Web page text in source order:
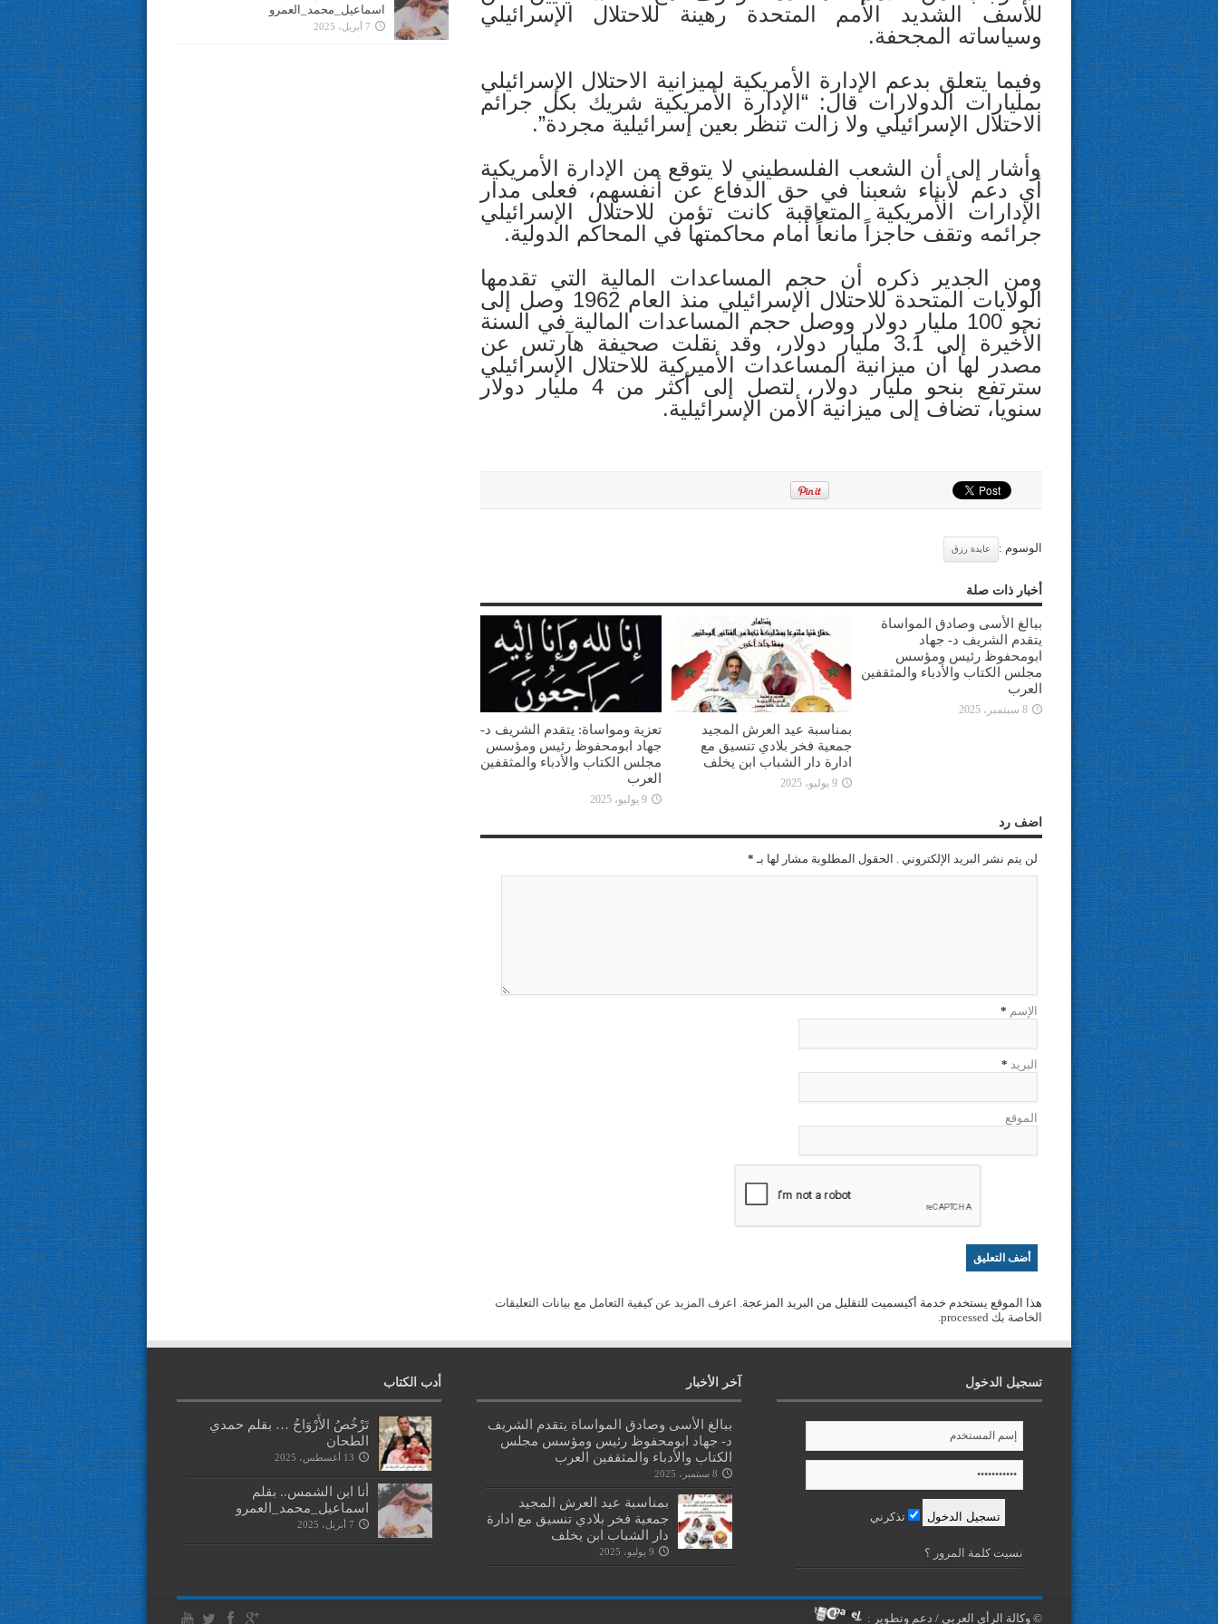
للأسف الشديد الأمم المتحدة رهينة للاحتلال الإسرائيلي
وسياساته المجحفة.
وفيما يتعلق بدعم الإدارة الأمريكية لميزانية الاحتلال الإسرائيلي
بمليارات الدولارات قال: “الإدارة الأمريكية شريك بكل جرائم
الاحتلال الإسرائيلي ولا زالت تنظر بعين إسرائيلية مجردة”.
وأشار إلى أن الشعب الفلسطيني لا يتوقع من الإدارة الأمريكية
أي دعم لأبناء شعبنا في حق الدفاع عن أنفسهم، فعلى مدار
الإدارات الأمريكية المتعاقبة كانت تؤمن للاحتلال الإسرائيلي
جرائمه وتقف حاجزاً مانعاً أمام محاكمتها في المحاكم الدولية.
ومن الجدير ذكره أن حجم المساعدات المالية التي تقدمها
الولايات المتحدة للاحتلال الإسرائيلي منذ العام 1962 وصل إلى
نحو 100 مليار دولار ووصل حجم المساعدات المالية في السنة
الأخيرة إلى 3.1 مليار دولار، وقد نقلت صحيفة هآرتس عن
مصدر لها أن ميزانية المساعدات الأميركية للاحتلال الإسرائيلي
سترتفع بنحو مليار دولار، لتصل إلى أكثر من 4 مليار دولار
سنويا، تضاف إلى ميزانية الأمن الإسرائيلية.
الوسوم : عايدة رزق
أخبار ذات صلة
ببالغ الأسى وصادق المواساة
يتقدم الشريف د- جهاد
ابومحفوظ رئيس ومؤسس
مجلس الكتاب والأدباء والمثقفين
العرب
8 سبتمبر، 2025
بمناسبة عيد العرش المجيد
جمعية فخر بلادي تنسيق مع
ادارة دار الشباب ابن يخلف
9 يوليو، 2025
تعزية ومواساة: يتقدم الشريف د-
جهاد ابومحفوظ رئيس ومؤسس
مجلس الكتاب والأدباء والمثقفين
العرب
9 يوليو، 2025
اضف رد
لن يتم نشر البريد الإلكتروني . الحقول المطلوبة مشار لها بـ *
الإسم *
البريد *
الموقع
هذا الموقع يستخدم خدمة أكيسميت للتقليل من البريد المزعجة. اعرف المزيد عن كيفية التعامل مع بيانات التعليقات
الخاصة بك processed
.
اسماعيل_محمد_العمرو
7 أبريل، 2025
تسجيل الدخول
تذكرني
نسيت كلمة المرور ؟
آخر الأخبار
ببالغ الأسى وصادق المواساة يتقدم الشريف
د- جهاد ابومحفوظ رئيس ومؤسس مجلس
الكتاب والأدباء والمثقفين العرب
8 سبتمبر، 2025
بمناسبة عيد العرش المجيد
جمعية فخر بلادي تنسيق مع ادارة
دار الشباب ابن يخلف
9 يوليو، 2025
أدب الكتاب
تَرْخُصُ الأَرْوَاحُ … بقلم حمدي
الطحان
13 أغسطس، 2025
أنا ابن الشمس.. بقلم
اسماعيل_محمد_العمرو
7 أبريل، 2025
© وكالة الرأي العربي / دعم وتطوير :